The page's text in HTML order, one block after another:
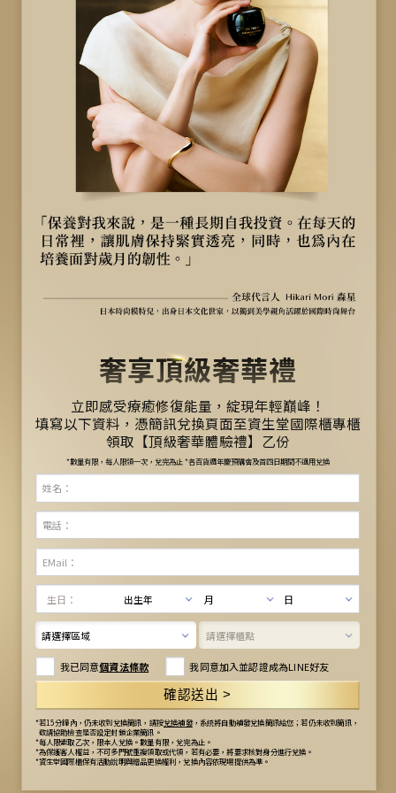
奢享頂級奢華禮
立即感受療癒修復能量，綻現年輕巔峰！
填寫以下資料，憑簡訊兌換頁面至資生堂國際櫃專櫃
領取【頂級奢華體驗禮】乙份
*數量有限，每人限領一次，兌完為止 *各百貨週年慶預購會及首四日期間不適用兌換